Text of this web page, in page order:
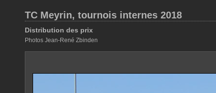
TC Meyrin, tournois internes 2018
Distribution des prix
Photos Jean-René Zbinden